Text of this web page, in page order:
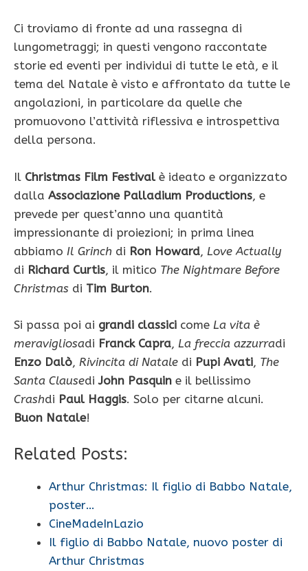
Ci troviamo di fronte ad una rassegna di
lungometraggi; in questi vengono raccontate
storie ed eventi per individui di tutte le età, e il
tema del Natale è visto e affrontato da tutte le
angolazioni, in particolare da quelle che
promuovono l’attività riflessiva e introspettiva
della persona.
Il Christmas Film Festivalè ideato e organizzato
dalla Associazione Palladium Productions, e
prevede per quest’anno una quantità
impressionante di proiezioni; in prima linea
abbiamo Il Grinch di Ron Howard, Love Actually
di Richard Curtis, il mitico The Nightmare Before
Christmas di Tim Burton.
Si passa poi ai grandi classici come La vita è
meravigliosadi Franck Capra, La freccia azzurradi
Enzo Dalò, Rivincita di Natale di Pupi Avati, The
Santa ClausediJohn Pasquin e il bellissimo
Crashdi Paul Haggis. Solo per citarne alcuni.
Buon Natale!
Related Posts:
Arthur Christmas: Il figlio di Babbo Natale,
poster…
CineMadeInLazio
Il figlio di Babbo Natale, nuovo poster di
Arthur Christmas